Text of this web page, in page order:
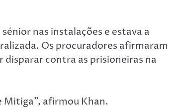
nas instalações e estava a
Os procuradores afirmaram
disparar contra as prisioneiras na
Mitiga”, afirmou Khan.